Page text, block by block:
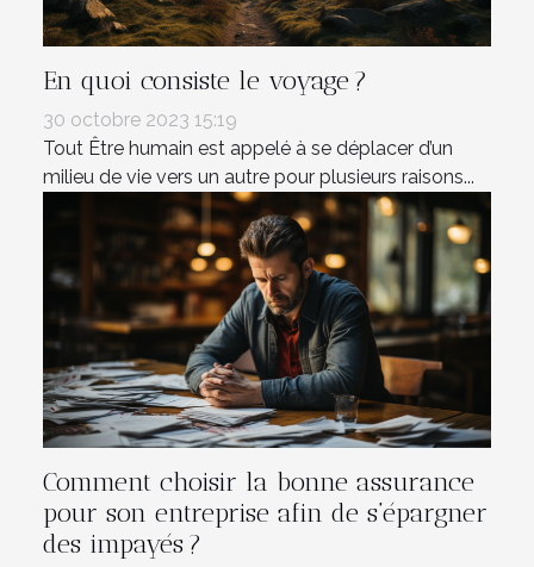
En quoi consiste le voyage ?
30 octobre 2023 15:19
Tout Être humain est appelé à se déplacer d’un
milieu de vie vers un autre pour plusieurs raisons...
Comment choisir la bonne assurance
pour son entreprise afin de s’épargner
des impayés ?